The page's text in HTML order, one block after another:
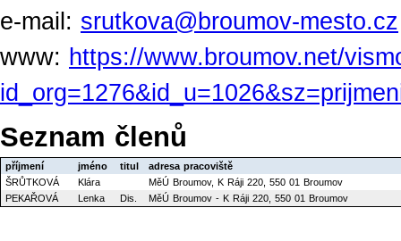
e-mail: srutkova@broumov-mesto.cz
www: https://www.broumov.net/
Seznam členů
příjmení jméno titul
adresa pracoviště
ŠRŮTKOVÁ
Klára
MěÚ Broumov, K Ráji 220, 550 01 Broumov
PEKAŘOVÁ
Lenka Dis. MěÚ Broumov - K Ráji 220, 550 01 Broumov